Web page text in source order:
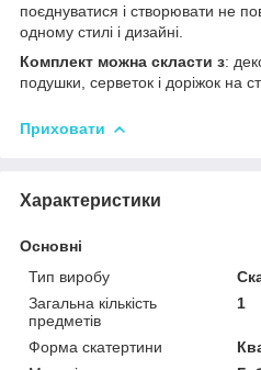
поєднуватися і створювати не
одному стилі і дизайні.
Комплект можна скласти з:
подушки, серветок і доріжок на
Приховати
Характеристики
Основні
Тип виробу
Загальна кількість
предметів
1
Форма скатертини